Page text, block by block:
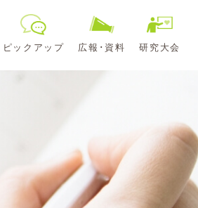
ピックアップ 広報･資料 研究大会